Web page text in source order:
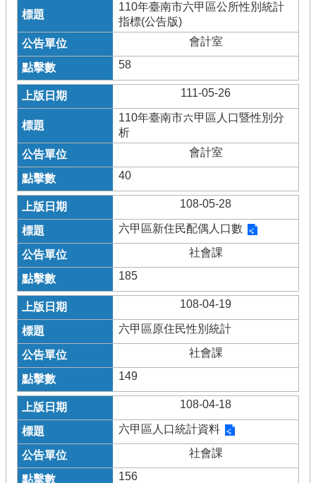
110年臺南市六甲區公所性別統計
指標(公告版)
會計室
58
111-05-26
110年臺南市六甲區人口暨性別分
析
會計室
40
108-05-28
六甲區新住民配偶人口數
社會課
185
108-04-19
六甲區原住民性別統計
社會課
149
108-04-18
六甲區人口統計資料
社會課
156